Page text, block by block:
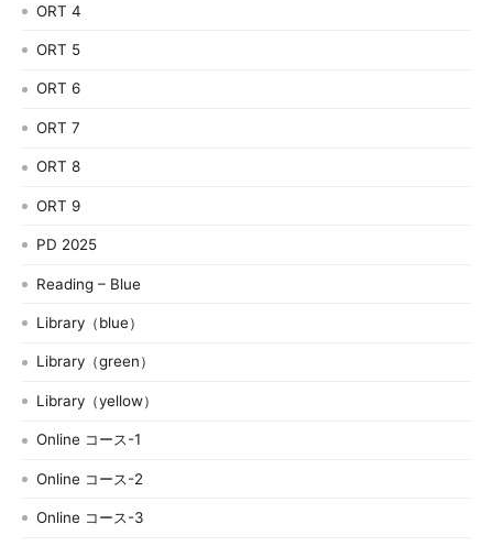
ORT 4
ORT 5
ORT 6
ORT 7
ORT 8
ORT 9
PD 2025
Reading – Blue
Library（blue）
Library（green）
Library（yellow）
Online コース-1
Online コース-2
Online コース-3